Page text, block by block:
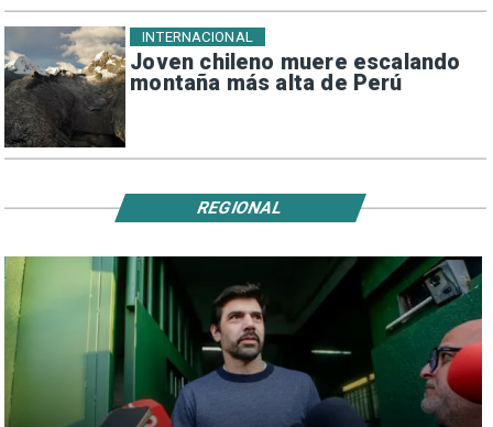
Joven chileno muere escalando
montaña más alta de Perú
INTERNACIONAL
REGIONAL